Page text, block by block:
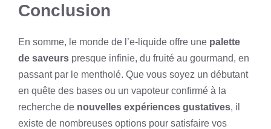
Conclusion
En somme, le monde de l’e-liquide offre une palette
de saveurs presque infinie, du fruité au gourmand, en
passant par le mentholé. Que vous soyez un débutant
en quête des bases ou un vapoteur confirmé à la
recherche de nouvelles expériences gustatives, il
existe de nombreuses options pour satisfaire vos